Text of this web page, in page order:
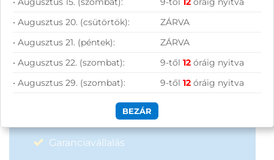
Vásárolj nálunk!
Nagy raktárkészlet
Garanciavállalás
• Augusztus 20. (csütörtök):
ZÁRVA
• Augusztus 21. (péntek):
ZÁRVA
• Augusztus 22. (szombat):
9-től12 óráig nyitva
• Augusztus 29. (szombat):
9-től12 óráig nyitva
BEZÁR